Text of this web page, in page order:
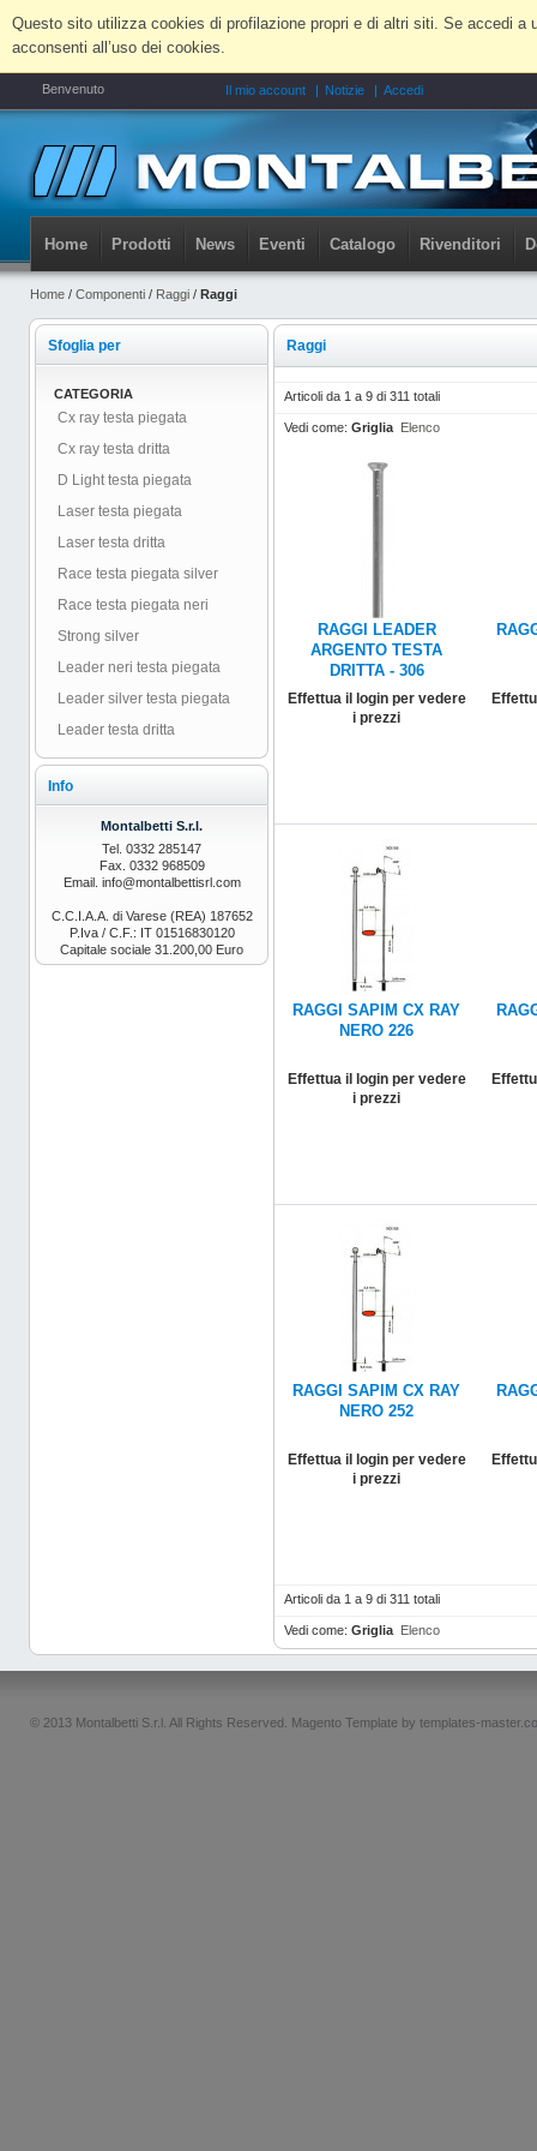
Questo sito utilizza cookies di profilazione propri e di altri siti. Se accedi a
acconsenti all’uso dei cookies.
Benvenuto Il mio account Notizie Accedi
Home Prodotti News Eventi Catalogo Rivenditori
Home / Componenti / Raggi / Raggi
Raggi
Articoli da 1 a 9 di 311 totali
Vedi come: Griglia Elenco
RAGGI LEADER
ARGENTO TESTA
DRITTA - 306
Effettua il login per vedere
i prezzi
RAGGI SAPIM CX RAY
NERO 226
Effettua il login per vedere
i prezzi
RAGGI SAPIM CX RAY
NERO 252
Effettua il login per vedere
i prezzi
Articoli da 1 a 9 di 311 totali
Vedi come: Griglia Elenco
Sfoglia per
CATEGORIA
Cx ray testa piegata
Cx ray testa dritta
D Light testa piegata
Laser testa piegata
Laser testa dritta
Race testa piegata silver
Race testa piegata neri
Strong silver
Leader neri testa piegata
Leader silver testa piegata
Leader testa dritta
Info
Montalbetti S.r.l.
Tel. 0332 285147
Fax. 0332 968509
Email. info@montalbettisrl.com
C.C.I.A.A. di Varese (REA) 187652
P.Iva / C.F.: IT 01516830120
Capitale sociale 31.200,00 Euro
© 2013 Montalbetti S.r.l. All Rights Reserved. Magento Template by templates-